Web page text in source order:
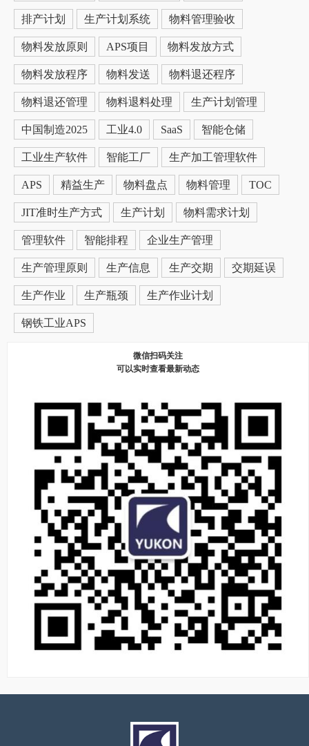
排产计划 生产计划系统 物料管理验收
物料发放原则 APS项目 物料发放方式
物料发放程序 物料发送 物料退还程序
物料退还管理 物料退料处理 生产计划管理
中国制造2025 工业4.0 SaaS 智能仓储
工业生产软件 智能工厂 生产加工管理软件
APS 精益生产 物料盘点 物料管理 TOC
JIT准时生产方式 生产计划 物料需求计划
管理软件 智能排程 企业生产管理
生产管理原则 生产信息 生产交期 交期延误
生产作业 生产瓶颈 生产作业计划
钢铁工业APS
微信扫码关注
可以实时查看最新动态